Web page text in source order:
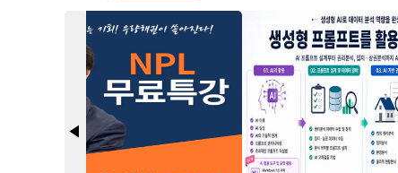
arrow_back_2